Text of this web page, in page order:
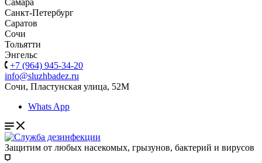
Самара
Санкт-Петербург
Саратов
Сочи
Тольятти
Энгельс
+7 (964) 945-34-20
info@sluzhbadez.ru
Сочи, Пластунская улица, 52М
Whats App
Защитим от любых насекомых, грызунов, бактерий и вирусов